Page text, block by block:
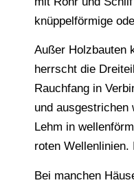
knüppelförmige
Außer Holzbauten
herrscht die
Rauchfang in
und ausgestrichen
Lehm in
roten
Bei manchen